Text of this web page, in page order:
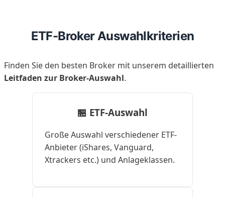
ETF-Broker Auswahlkriterien
Finden Sie den besten Broker mit unserem detaillierten
Leitfaden zur Broker-Auswahl.
🏪 ETF-Auswahl
Große Auswahl verschiedener ETF-
Anbieter (iShares, Vanguard,
Xtrackers etc.) und Anlageklassen.